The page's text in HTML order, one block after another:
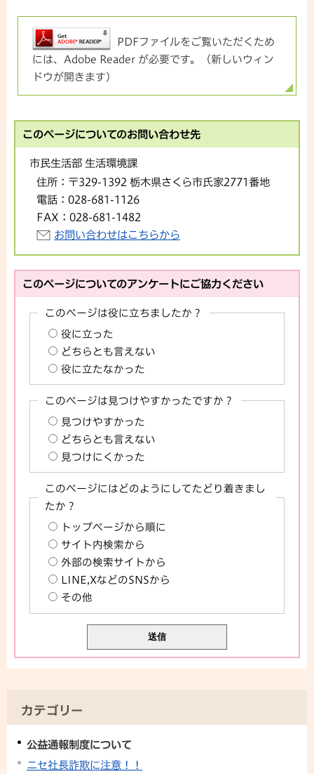
PDFファイルをご覧いただくため
には、Adobe Reader が必要です。（新しいウィン
ドウが開きます）
このページについてのお問い合わせ先
市民生活部 生活環境課
住所： 〒329-1392 栃木県さくら市氏家2771番地
電話： 028-681-1126
FAX： 028-681-1482
お問い合わせはこちらから
このページについてのアンケートにご協力ください
このページは役に立ちましたか？
役に立った
どちらとも言えない
役に立たなかった
このページは見つけやすかったですか？
見つけやすかった
どちらとも言えない
見つけにくかった
このページにはどのようにしてたどり着きまし
たか？
トップページから順に
サイト内検索から
外部の検索サイトから
LINE,XなどのSNSから
その他
カテゴリー
公益通報制度について
ニセ社長詐欺に注意！！